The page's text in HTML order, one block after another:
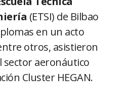
(ETSI) de Bilbao
en un acto
otros, asistieron
aeronáutico
Cluster HEGAN.